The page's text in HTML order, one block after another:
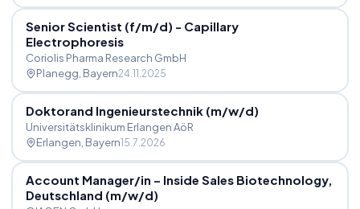
Senior Scientist (f/m/d) - Capillary
Electrophoresis
Coriolis Pharma Research GmbH
Planegg , Bayern24.11.2025
Doktorand Ingenieurstechnik (m/w/d)
Universitätsklinikum Erlangen AöR
Erlangen , Bayern15.7.2026
Account Manager/in – Inside Sales Biotechnology,
Deutschland (m/w/d)